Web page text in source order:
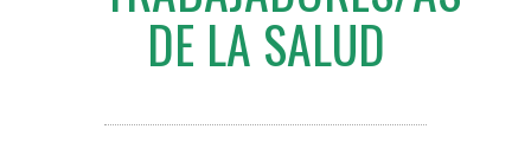
DE LA SALUD